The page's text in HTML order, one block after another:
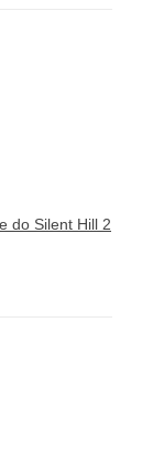
do Silent Hill 2